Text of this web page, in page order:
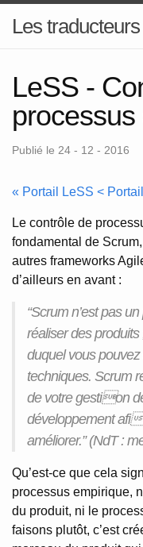
Les
LeSS -
Publié le 24 - 12 - 2016
« Portail LeSS <
Le contrôle de
fondamental de
autres frameworks
d’ailleurs en avant :
“Scrum n’est pas
réaliser des produits
duquel vous
techniques. Scrum
de votre gestion
développement afi
améliorer.” (NdT :
Qu’est-ce que cela
processus empirique,
du produit, ni le
faisons plutôt, c’est